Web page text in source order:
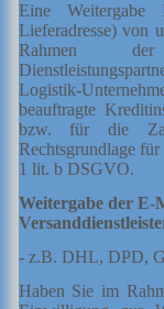
Eine Weitergabe
Lieferadresse) von
Rahmen der
Logistik-
beauftragte
bzw. für die
Rechtsgrundlage
1 lit. b DSGVO.
Weitergabe der E-
- z.B. DHL, DPD,
Haben Sie im